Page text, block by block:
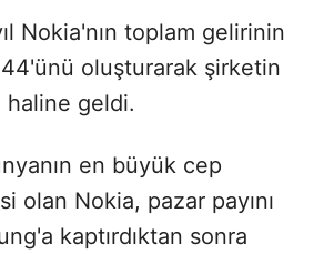
Nokia'nın toplam gelirinin
oluşturarak şirketin
geldi.
en büyük cep
olan Nokia, pazar payını
kaptırdıktan sonra